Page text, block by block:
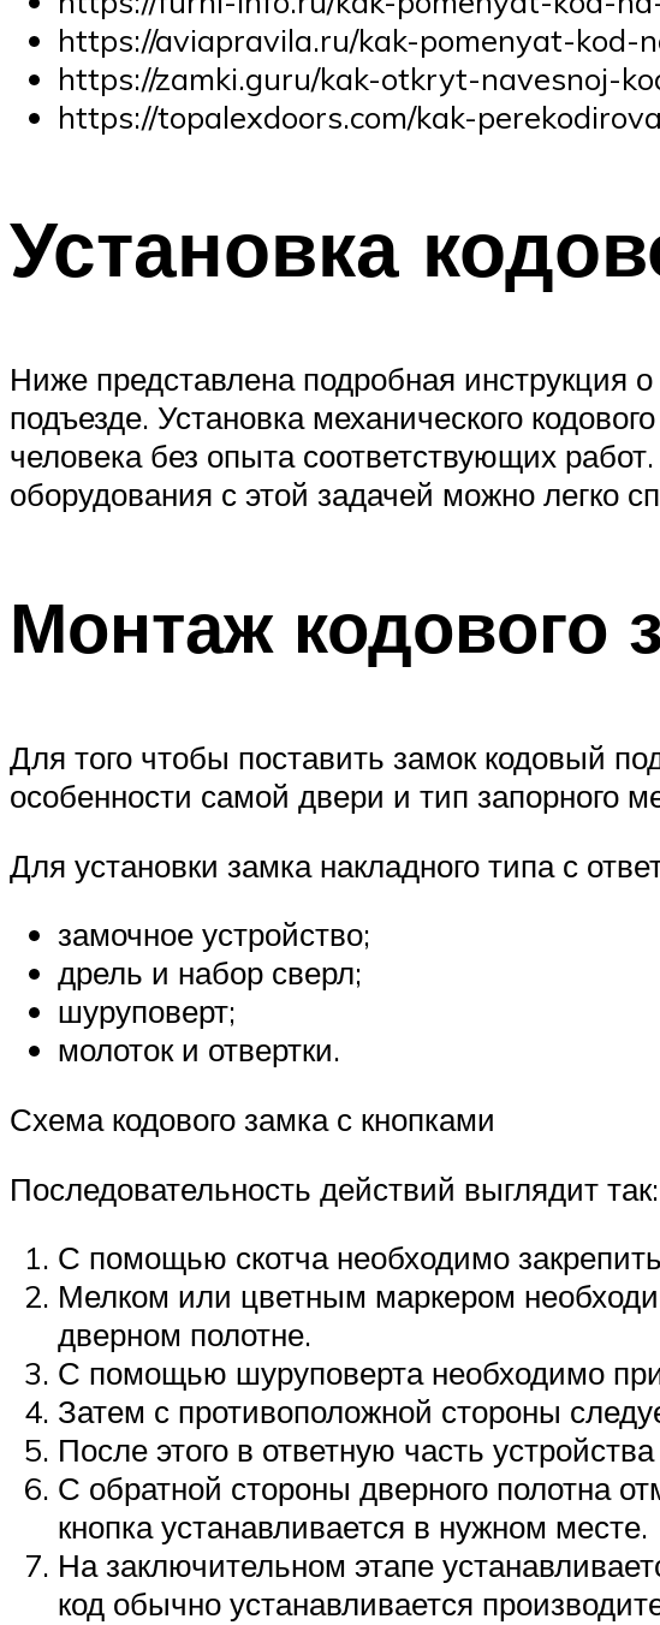
https://aviapravila.ru/kak-pomenyat-kod-
https://zamki.guru/kak-otkryt-navesnoj-
https://topalexdoors.com/kak-
Установка
Ниже представлена подробная инструкция
подъезде. Установка механического
человека без опыта соответствующих
оборудования с этой задачей можно легко
Монтаж кодового
Для того чтобы поставить замок кодовый
особенности самой двери и тип запорного
Для установки замка накладного типа с
замочное устройство;
дрель и набор сверл;
шуруповерт;
молоток и отвертки.
Схема кодового замка с кнопками
Последовательность действий выглядит так:
С помощью скотча необходимо
Мелком или цветным маркером
дверном полотне.
С помощью шуруповерта необходимо
Затем с противоположной стороны
После этого в ответную часть
С обратной стороны дверного полотна
кнопка устанавливается в нужном месте.
На заключительном этапе
код обычно устанавливается